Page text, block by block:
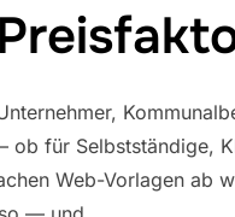
für Selbstständige,
Web-Vorlagen ab